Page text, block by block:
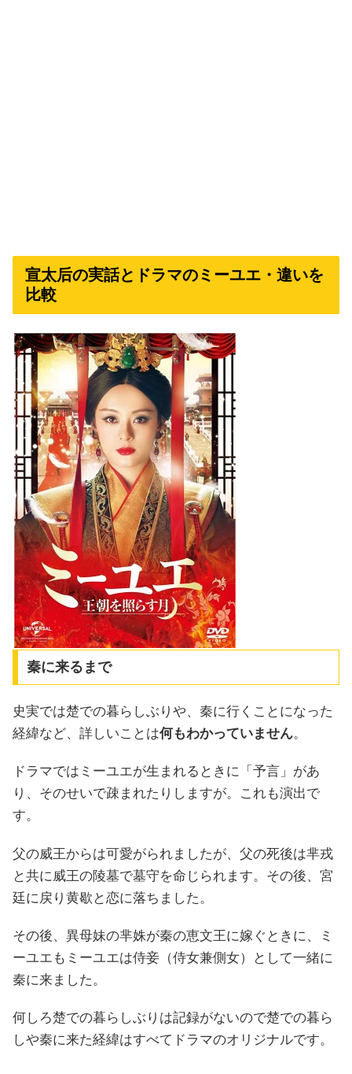
宣太后の実話とドラマのミーユエ・違いを
比較
秦に来るまで
史実では楚での暮らしぶりや、秦に行くことになった
経緯など、詳しいことは何もわかっていません。
ドラマではミーユエが生まれるときに「予言」があ
り、そのせいで疎まれたりしますが。これも演出で
す。
父の威王からは可愛がられましたが、父の死後は芈戎
と共に威王の陵墓で墓守を命じられます。その後、宮
廷に戻り黄歇と恋に落ちました。
その後、異母妹の芈姝が秦の恵文王に嫁ぐときに、ミ
ーユエもミーユエは侍妾（侍女兼側女）として一緒に
秦に来ました。
何しろ楚での暮らしぶりは記録がないので楚での暮ら
しや秦に来た経緯はすべてドラマのオリジナルです。